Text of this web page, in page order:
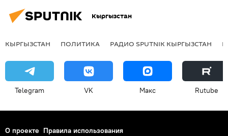
Кыргызстан
КЫРГЫЗСТАН ПОЛИТИКА РАДИО SPUTNIK КЫРГЫЗСТАН
Telegram VK Макс Rutube
О проекте Правила использования